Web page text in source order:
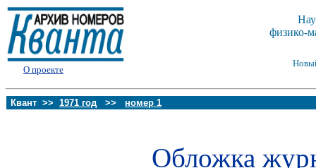
О проекте
физико-
Квант >> 1971 год >> номер 1
Обложка